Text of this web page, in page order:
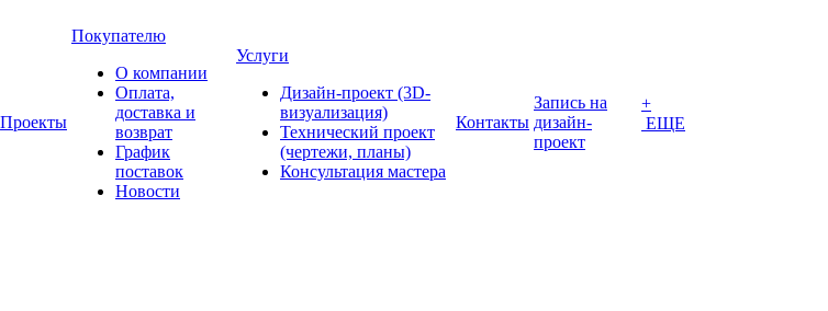
Проекты
Покупателю
О компании
Оплата,
доставка и
возврат
График
поставок
Новости
Услуги
Дизайн-проект (3D-
визуализация)
Технический проект
(чертежи, планы)
Консультация мастера
Контакты
Запись на
дизайн-
проект
+
ЕЩЕ